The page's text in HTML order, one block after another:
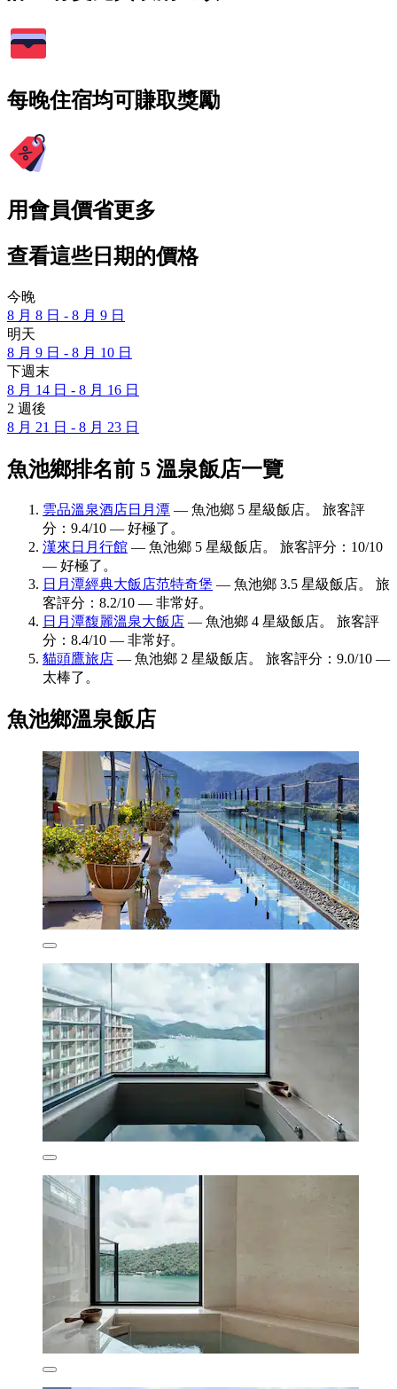
每晚住宿均可賺取獎勵
用會員價省更多
查看這些日期的價格
今晚
8 月 8 日 - 8 月 9 日
明天
8 月 9 日 - 8 月 10 日
下週末
8 月 14 日 - 8 月 16 日
2 週後
8 月 21 日 - 8 月 23 日
魚池鄉排名前 5 溫泉飯店一覽
雲品溫泉酒店日月潭 — 魚池鄉 5 星級飯店。 旅客評
分：9.4/10 — 好極了。
漢來日月行館 — 魚池鄉 5 星級飯店。 旅客評分：10/10
— 好極了。
日月潭經典大飯店范特奇堡 — 魚池鄉 3.5 星級飯店。 旅
客評分：8.2/10 — 非常好。
日月潭馥麗溫泉大飯店 — 魚池鄉 4 星級飯店。 旅客評
分：8.4/10 — 非常好。
貓頭鷹旅店 — 魚池鄉 2 星級飯店。 旅客評分：9.0/10 —
太棒了。
魚池鄉溫泉飯店